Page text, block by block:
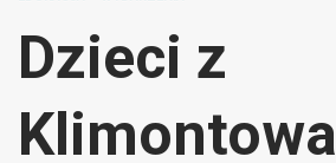
Dzieci z
Klimontowa